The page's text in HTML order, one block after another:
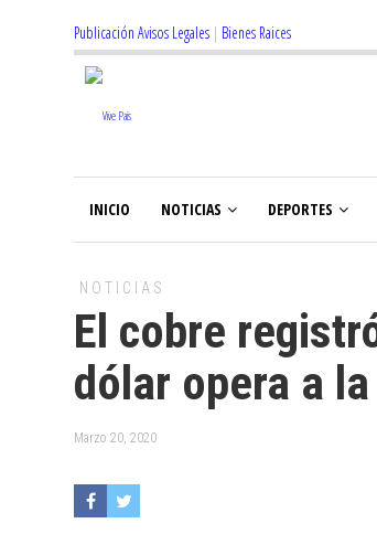
Publicación Avisos Legales | Bienes Raices
INICIO NOTICIAS DEPORTES
NOTICIAS
El cobre
dólar opera a
Marzo 20, 2020